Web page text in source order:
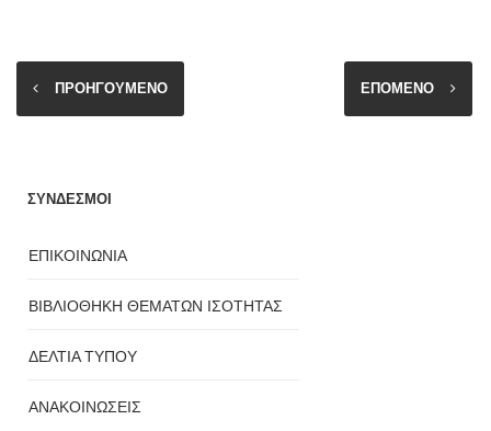
ΠΡΟΗΓΟΥΜΕΝΟ ΕΠΟΜΕΝΟ
ΣΥΝΔΕΣΜΟΙ
ΕΠΙΚΟΙΝΩΝΙΑ
ΒΙΒΛΙΟΘΗΚΗ ΘΕΜΑΤΩΝ ΙΣΟΤΗΤΑΣ
ΔΕΛΤΙΑ ΤΥΠΟΥ
ΑΝΑΚΟΙΝΩΣΕΙΣ